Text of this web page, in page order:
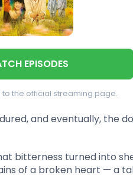
EPISODES
to the official streaming page.
and eventually, the
bitterness turned into
of a broken heart — a